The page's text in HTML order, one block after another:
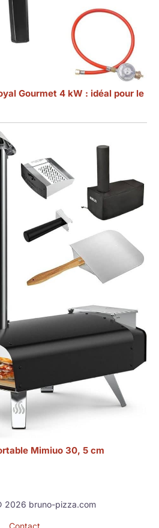
Gourmet 4 kW : idéal pour le
Mimiuo 30, 5 cm
2026 bruno-pizza.com